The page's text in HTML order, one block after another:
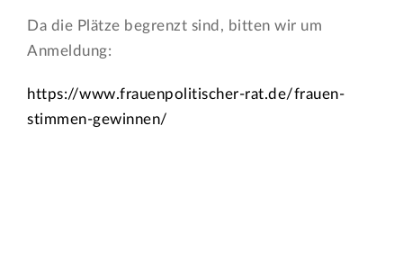
Da die Plätze begrenzt sind, bitten wir um
Anmeldung:
https://www.frauenpolitischer-rat.de/frauen-
stimmen-gewinnen/